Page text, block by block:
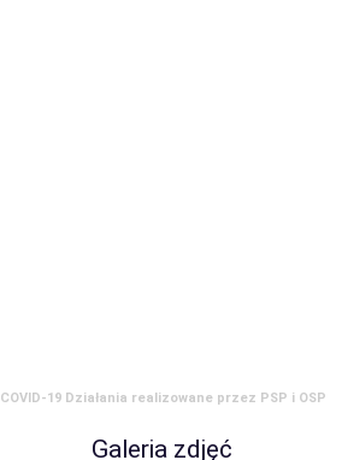
COVID-19 Działania realizowane przez PSP i OSP
Galeria zdjęć